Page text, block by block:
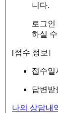
니다.
로그인
하실
[접수 정보]
접수일
답변받
나의 상담내